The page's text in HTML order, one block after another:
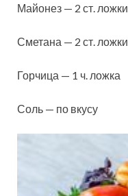
Майонез — 2 ст. ложки
Сметана — 2 ст. ложки
Горчица — 1 ч. ложка
Соль — по вкусу